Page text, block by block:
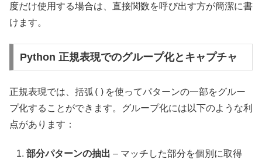
度だけ使用する場合は、直接関数を呼び出す方が簡潔に書
けます。
Python 正規表現でのグループ化とキャプチャ
正規表現では、括弧 () を使ってパターンの一部をグルー
プ化することができます。グループ化には以下のような利
点があります：
部分パターンの抽出 – マッチした部分を個別に取得